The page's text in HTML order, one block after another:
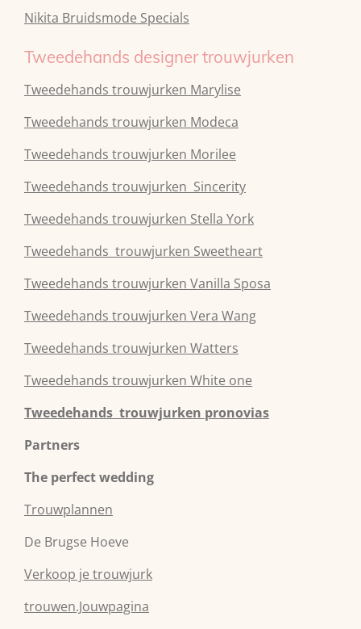
Nikita Bruidsmode Specials
Tweedehands designer trouwjurken
Tweedehands trouwjurken Marylise
Tweedehands trouwjurken Modeca
Tweedehands trouwjurken Morilee
Tweedehands trouwjurken Sincerity
Tweedehands trouwjurken Stella York
Tweedehands trouwjurken Sweetheart
Tweedehands trouwjurken Vanilla Sposa
Tweedehands trouwjurken Vera Wang
Tweedehands trouwjurken Watters
Tweedehands trouwjurken White one
Tweedehands trouwjurken pronovias
Partners
The perfect wedding
Trouwplannen
De Brugse Hoeve
Verkoop je trouwjurk
trouwen.Jouwpagina